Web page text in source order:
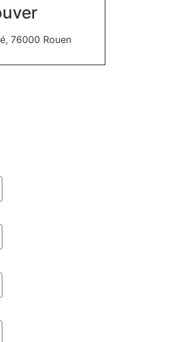
76000 Rouen